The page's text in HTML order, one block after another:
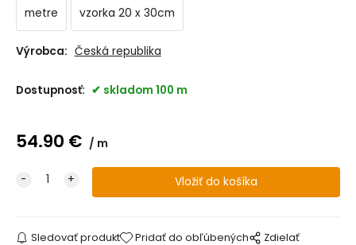
metre
vzorka 20 x 30cm
Výrobca: Česká republika
Dostupnosť: skladom 100 m
54.90 € m
Sledovať produkt Pridať do obľúbených Zdielať